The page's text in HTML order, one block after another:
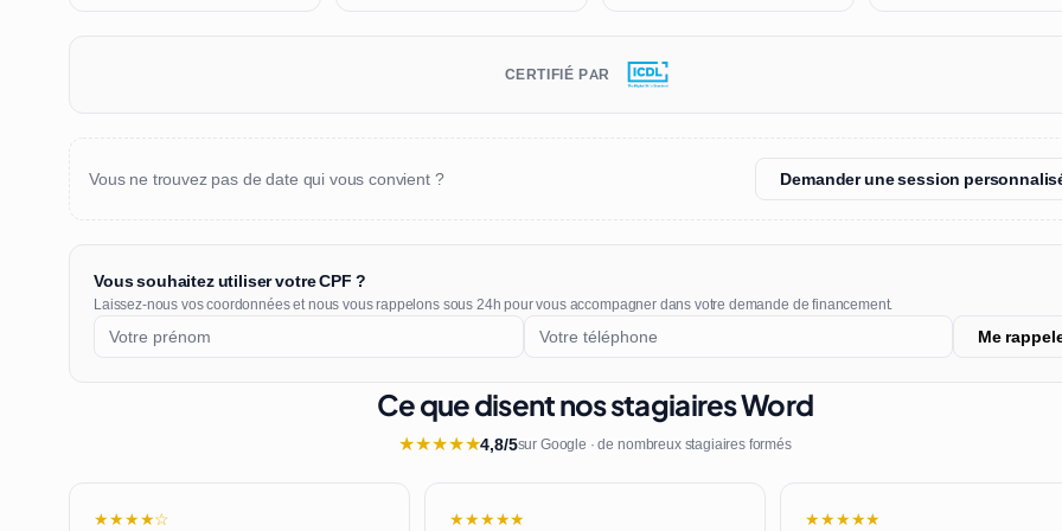
CERTIFIÉ PAR
Vous ne trouvez pas de date qui vous convient ? Demander une session
Vous souhaitez utiliser votre CPF ?
Laissez-nous vos coordonnées et nous vous rappelons sous 24h pour vous accompagner dans votre demande de financement.
Me
Ce que disent nos stagiaires Word
★★★★★4,8/5sur Google · de nombreux stagiaires formés
★★★★☆ ★★★★★ ★★★★★